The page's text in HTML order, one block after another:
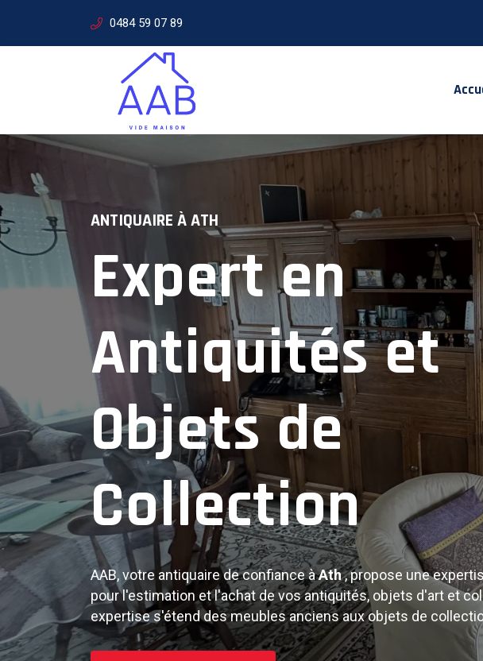
0484 59 07 89
ANTIQUAIRE ÀATH
Expert en
Antiquités et
Objets de
Collection
AAB, votre antiquaire de confiance àAth, propose une
pour l'estimation et l'achat de vos antiquités, objets d'art et
expertise s'étend des meubles anciens aux objets de
SERVICES D'ANTIQUAIRE
Expertise en
Objets
Notre expertise couvre tous types d'antiquités : meubles
objets d'art, bijoux, argenterie, et objets de collection.
estimation juste et professionnelle de vos biens.
FAIRE ESTIMER